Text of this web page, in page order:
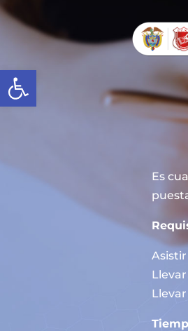
Abrir barra de herramientas
Es